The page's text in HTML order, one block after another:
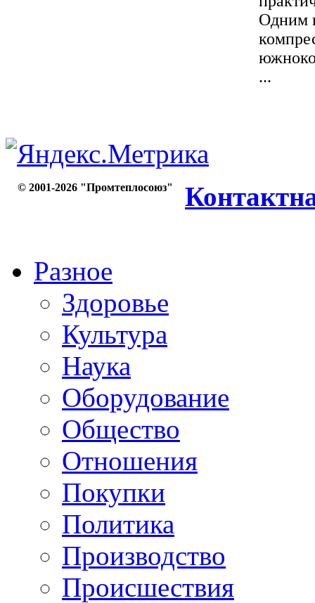
Одним
...
© 2001-2026 "Промтеплосоюз"
Разное
Здоровье
Культура
Наука
Оборудование
Общество
Отношения
Покупки
Политика
Производство
Происшествия